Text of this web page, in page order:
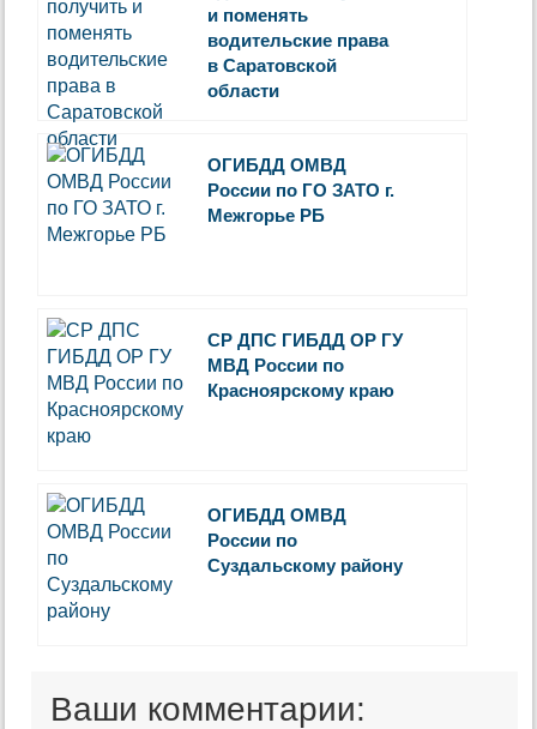
и поменять
водительские права
в Саратовской
области
ОГИБДД ОМВД
России по ГО ЗАТО г.
Межгорье РБ
СР ДПС ГИБДД ОР ГУ
МВД России по
Красноярскому краю
ОГИБДД ОМВД
России по
Суздальскому району
Ваши комментарии: